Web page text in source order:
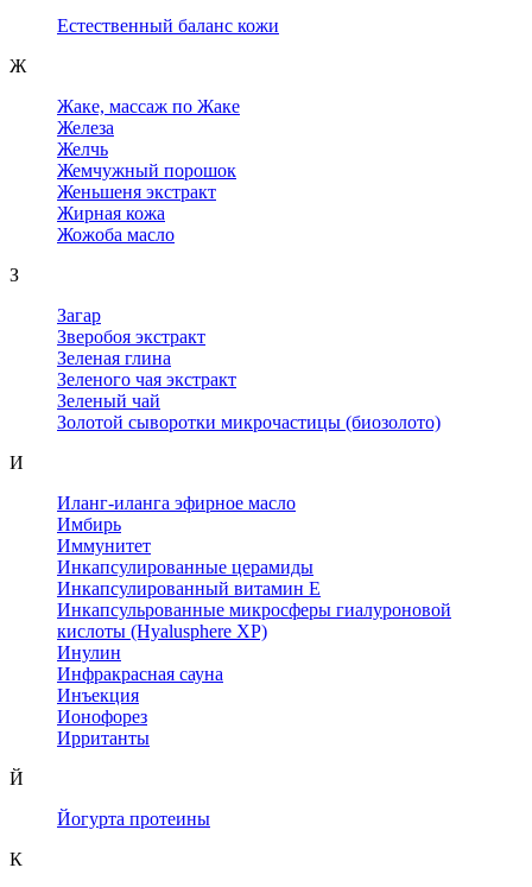
Естественный баланс кожи
Ж
Жаке, массаж по Жаке
Железа
Желчь
Жемчужный порошок
Женьшеня экстракт
Жирная кожа
Жожоба масло
З
Загар
Зверобоя экстракт
Зеленая глина
Зеленого чая экстракт
Зеленый чай
Золотой сыворотки микрочастицы (биозолото)
И
Иланг-иланга эфирное масло
Имбирь
Иммунитет
Инкапсулированные церамиды
Инкапсулированный витамин Е
Инкапсульрованные микросферы гиалуроновой
кислоты (Hyalusphere XP)
Инулин
Инфракрасная сауна
Инъекция
Ионофорез
Ирританты
Й
Йогурта протеины
К